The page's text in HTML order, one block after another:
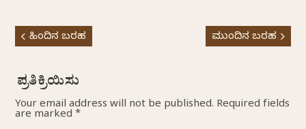
ಹಿಂದಿನ ಬರಹ ಮುಂದಿನ ಬರಹ
Your email address will not be published. Required fields
are marked *